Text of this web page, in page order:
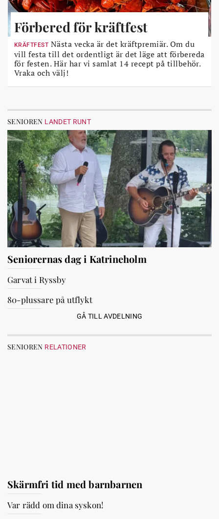
Förbered för kräftfest
KRÄFTFEST Nästa vecka är det kräftpremiär. Om du
vill festa till det ordentligt är det läge att förbereda
för festen. Här har vi samlat 14 recept på tillbehör.
Vraka och välj!
SENIOREN LANDET RUNT
Seniorernas dag i Katrineholm
Garvat i Ryssby
80-plussare på utflykt
GÅ TILL AVDELNING
SENIOREN RELATIONER
Skärmfri tid med barnbarnen
Var rädd om dina syskon!